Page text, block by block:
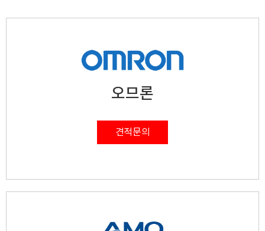
오므론
견적문의